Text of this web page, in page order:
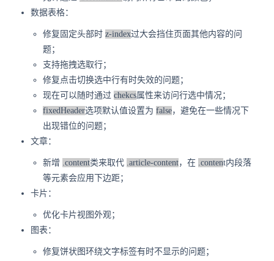
数据表格：
修复固定头部时 z-index过大会挡住页面其他内容的问
题；
支持拖拽选取行；
修复点击切换选中行有时失效的问题；
现在可以随时通过 chekcs属性来访问行选中情况；
fixedHeader选项默认值设置为 false，避免在一些情况下
出现错位的问题；
文章：
新增 .content类来取代 .article-content，在 .content内段落
等元素会应用下边距；
卡片：
优化卡片视图外观；
图表：
修复饼状图环绕文字标签有时不显示的问题；